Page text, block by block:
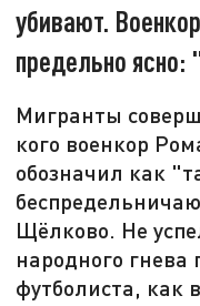
убивают.
предельно
Мигранты
кого военкор
обозначил как
Щёлково. Не
народного гнева
футболиста,